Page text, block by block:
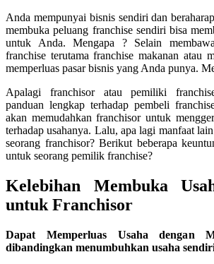
Anda mempunyai bisnis sendiri dan
membuka peluang franchise sendiri bisa
untuk Anda. Mengapa ? Selain
franchise terutama franchise makanan atau
memperluas pasar bisnis yang Anda punya.
Apalagi franchisor atau pemiliki
panduan lengkap terhadap pembeli
akan memudahkan franchisor untuk
terhadap usahanya. Lalu, apa lagi manfaat
seorang franchisor? Berikut beberapa
untuk seorang pemilik franchise?
Kelebihan Membuka
untuk Franchisor
Dapat Memperluas Usaha dengan
dibandingkan menumbuhkan usaha